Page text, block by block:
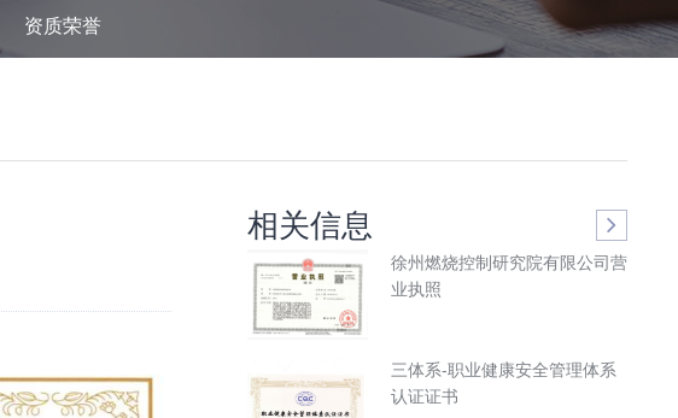
资质荣誉
相关信息
徐州燃烧控制研究院有限公司营
业执照
三体系-职业健康安全管理体系
认证证书